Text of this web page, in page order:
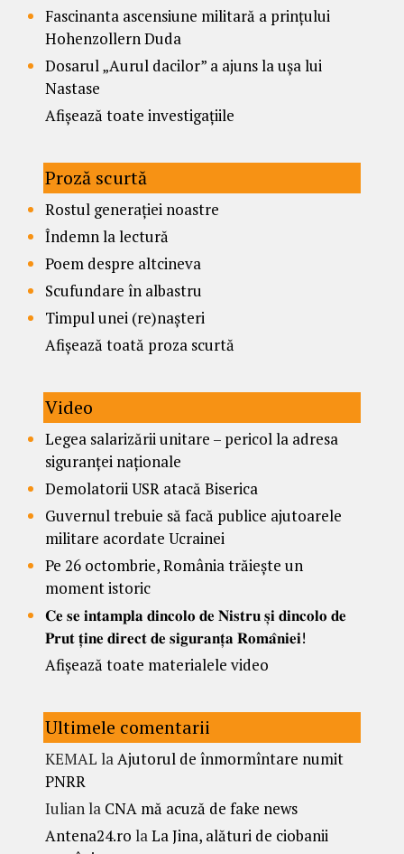
Fascinanta ascensiune militară a prințului
Hohenzollern Duda
Dosarul „Aurul dacilor” a ajuns la ușa lui
Nastase
Afișează toate investigațiile
Proză scurtă
Rostul generației noastre
Îndemn la lectură
Poem despre altcineva
Scufundare în albastru
Timpul unei (re)nașteri
Afișează toată proza scurtă
Video
Legea salarizării unitare – pericol la adresa
siguranței naționale
Demolatorii USR atacă Biserica
Guvernul trebuie să facă publice ajutoarele
militare acordate Ucrainei
Pe 26 octombrie, România trăiește un
moment istoric
𝐂𝐞 𝐬𝐞 𝐢𝐧𝐭𝐚𝐦𝐩𝐥𝐚 𝐝𝐢𝐧𝐜𝐨𝐥𝐨 𝐝𝐞 𝐍𝐢𝐬𝐭𝐫𝐮 𝐬̦𝐢 𝐝𝐢𝐧𝐜𝐨𝐥𝐨 𝐝𝐞
𝐏𝐫𝐮𝐭 𝐭̦𝐢𝐧𝐞 𝐝𝐢𝐫𝐞𝐜𝐭 𝐝𝐞 𝐬𝐢𝐠𝐮𝐫𝐚𝐧𝐭̦𝐚 𝐑𝐨𝐦𝐚̂𝐧𝐢𝐞𝐢!
Afișează toate materialele video
Ultimele comentarii
KEMAL laAjutorul de înmormîntare numit
PNRR
Iulianla CNA mă acuză de fake news
Antena24.ro laLa Jina, alături de ciobanii